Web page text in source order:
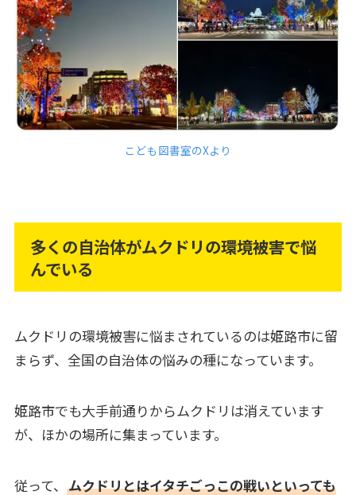
こども図書室のXより
多くの自治体がムクドリの環境被害で悩
んでいる
ムクドリの環境被害に悩まされているのは姫路市に留
まらず、全国の自治体の悩みの種になっています。
姫路市でも大手前通りからムクドリは消えています
が、ほかの場所に集まっています。
従って、 ムクドリとはイタチごっこの戦いといっても